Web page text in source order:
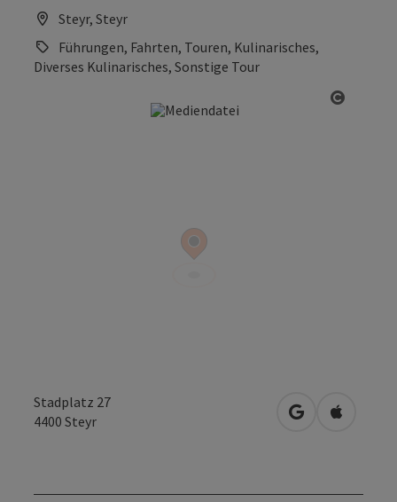
Steyr, Steyr
Führungen, Fahrten, Touren, Kulinarisches,
Diverses Kulinarisches, Sonstige Tour
Stadplatz 27
4400 Steyr in Googlein Apple